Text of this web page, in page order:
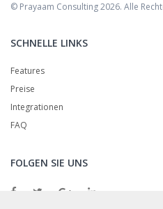
© Prayaam Consulting 2026. Alle
SCHNELLE LINKS
Features
Preise
Integrationen
FAQ
FOLGEN SIE UNS